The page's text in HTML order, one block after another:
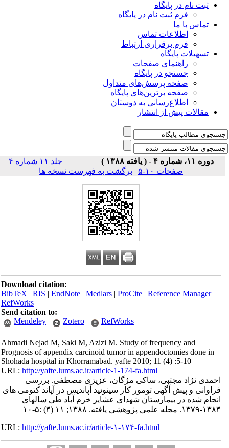
ثبت نام در پایگاه
فرم ثبت نام در پایگاه
تماس با ما
اطلاعات تماس
فرم برقراری ارتباط
تسهیلات پایگاه
راهنمای صفحات
جستجو در پایگاه
صفحه پرسش‌های متداول
صفحه برترین‌های پایگاه
اطلاع‌رسانی به دوستان
مقالات پیش از انتشار
دوره ۱۱، شماره ۴ - ( یافته ۱۳۸۸ )
جلد ۱۱ شماره ۴
صفحات ۱۰-۵
|برگشت به فهرست نسخه ها
Download citation:
BibTeX|RIS|EndNote|Medlars|ProCite|Reference Manager
RefWorks
Send citation to:
Mendeley
Zotero RefWorks
Ahmadi Nejad M, Saki M, Azizi M. Study of frequency and
Prognosis of appendix carcinoid tumor in appendoctomies done in
Shohada hospital in Khorramabad. yafte 2010; 11 (4) :5-10
URL:http://yafte.lums.ac.ir/article-1-174-fa.html
احمدی ن‍ژاد مجتبی، ساکی مژگان، عزیزی مصطفی. بررسی
فراوانی و پیش آگهی تومور کار سینوئید آپاندیس در آپاند کتومی های
انجام شده در بیمارستان شهدای عشایر خرم آباد طی سالهای
۱۳۸۴-۱۳۷۹. مجله علمی پژوهشی یافته. ۱۳۸۸; ۱۱ (۴) :۵-۱۰
URL:http://yafte.lums.ac.ir/article-۱-۱۷۴-fa.html